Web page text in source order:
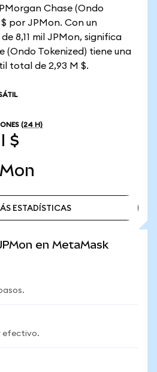
Chase (Ondo
$ por JPMon. Con un
8,11 mil JPMon, significa
(Ondo Tokenized) tiene una
total de 2,93 M $.
(24 H)
$
ESTADÍSTICAS
en MetaMask
efectivo.